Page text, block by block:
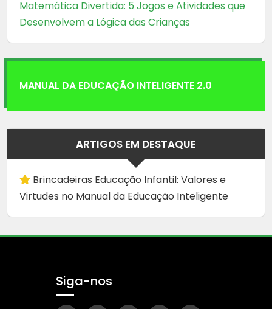
Matemática Divertida: 5 Jogos e Atividades que
Desenvolvem a Lógica das Crianças
MANUAL DA EDUCAÇÃO INTELIGENTE 2.0
ARTIGOS EM DESTAQUE
Brincadeiras Educação Infantil: Valores e
Virtudes no Manual da Educação Inteligente
Siga-nos